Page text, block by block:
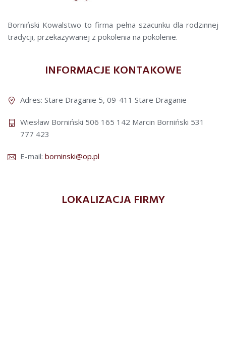
Borniński Kowalstwo to firma pełna szacunku dla rodzinnej
tradycji, przekazywanej z pokolenia na pokolenie.
INFORMACJE KONTAKOWE
Adres: Stare Draganie 5, 09-411 Stare Draganie
Wiesław Borniński 506 165 142 Marcin Borniński 531
777 423
E-mail: borninski@op.pl
LOKALIZACJA FIRMY